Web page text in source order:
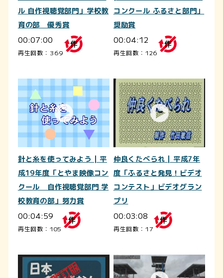
ル 自作視聴覚部門」学校教
育の部 優秀賞
00:07:00
再生回数：369
コンクール ふるさと部門」
奨励賞
00:04:12
再生回数：126
針と糸を使ってみよう | 平
成19年度「とやま映像コン
クール 自作視聴覚部門 学
校教育の部」努力賞
00:04:59
再生回数：105
仲良くたべられ | 平成7年
度「ふるさと発見！ビデオ
コンテスト」ビデオグラン
プリ
00:03:08
再生回数：17